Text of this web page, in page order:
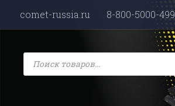
Перейти к содержимому
comet-russia.ru 8-800-5000-499
Поиск
товаров